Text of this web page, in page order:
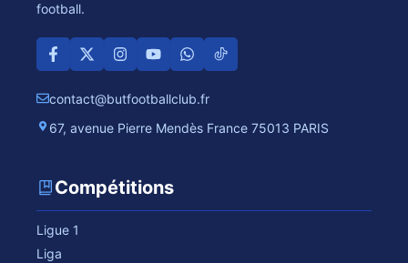
football.
contact@butfootballclub.fr
67, avenue Pierre Mendès France 75013 PARIS
Compétitions
Ligue 1
Liga